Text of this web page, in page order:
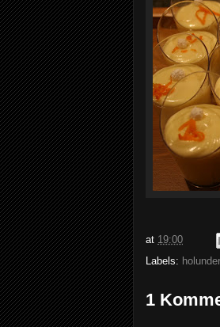
at 19:00
Labels: holunder
1